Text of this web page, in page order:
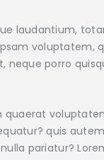
laudantium,
voluptatem,
porro
quis
pariatur?